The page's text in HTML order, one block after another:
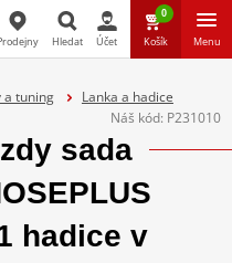
Hledat
Hledat Účet
0
Košík Menu
a tuning
Lanka a hadice
Náš kód: P231010
sada
hadice v